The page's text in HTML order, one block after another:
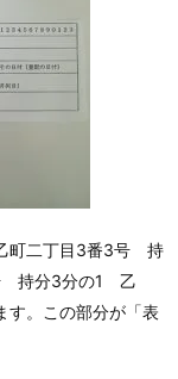
町二丁目3番3号 持
持分3分の1 乙
す。この部分が「表